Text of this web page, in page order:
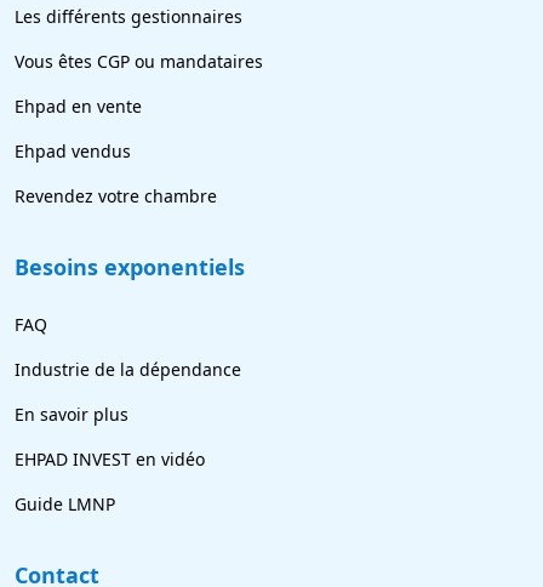
Les différents gestionnaires
Vous êtes CGP ou mandataires
Ehpad en vente
Ehpad vendus
Revendez votre chambre
Besoins exponentiels
FAQ
Industrie de la dépendance
En savoir plus
EHPAD INVEST en vidéo
Guide LMNP
Contact